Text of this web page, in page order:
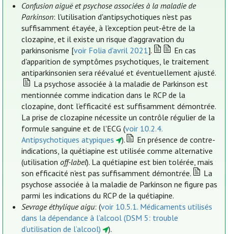
Confusion aiguë et psychose associées à la maladie de
Parkinson: l'utilisation d'antipsychotiques n'est pas
suffisamment étayée, à l'exception peut-être de la
clozapine, et il existe un risque d'aggravation du
parkinsonisme [voir Folia d'avril 2021].
En cas
d'apparition de symptômes psychotiques, le traitement
antiparkinsonien sera réévalué et éventuellement ajusté.
La psychose associée à la maladie de Parkinson est
mentionnée comme indication dans le RCP de la
clozapine, dont l’efficacité est suffisamment démontrée.
La prise de clozapine nécessite un contrôle régulier de la
formule sanguine et de l'ECG (voir 10.2.4.
Antipsychotiques atypiques
).
En présence de contre-
indications, la quétiapine est utilisée comme alternative
(utilisationoff-label). La quétiapine est bien tolérée, mais
son efficacité n'est pas suffisamment démontrée.
La
psychose associée à la maladie de Parkinson ne figure pas
parmi les indications du RCP de la quétiapine.
Sevrage éthylique aigu: (voir 10.5.1. Médicaments utilisés
dans la dépendance à l’alcool (DSM 5: trouble
d’utilisation de l’alcool)
).